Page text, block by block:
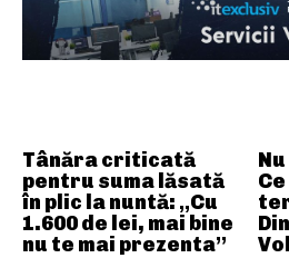
Tânăra criticată
pentru suma lăsată
în plic la nuntă: „Cu
1.600 de lei, mai bine
nu te mai prezenta”